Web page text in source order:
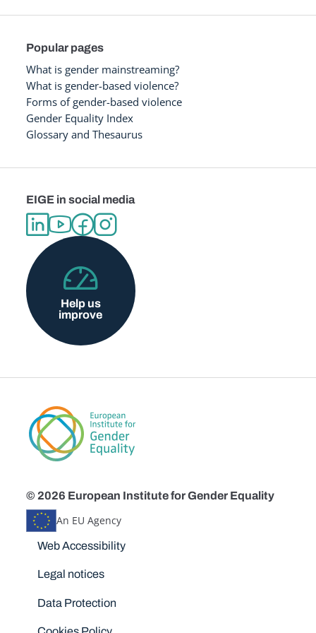
Popular pages
What is gender mainstreaming?
What is gender-based violence?
Forms of gender-based violence
Gender Equality Index
Glossary and Thesaurus
EIGE in social media
Help us
improve
© 2026 European Institute for Gender Equality
An EU Agency
Disclaimers
Web Accessibility
Legal notices
Data Protection